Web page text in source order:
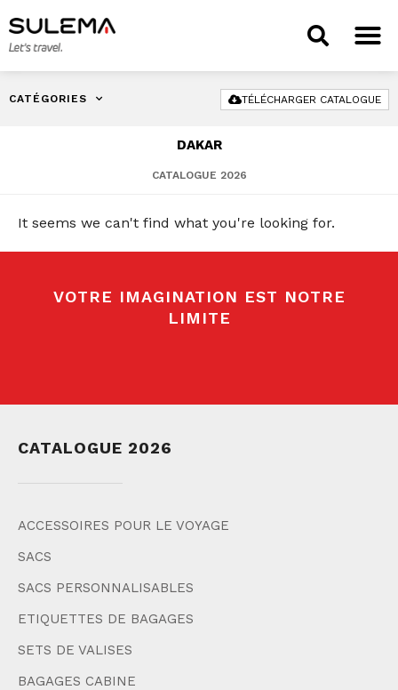
CATÉGORIES TÉLÉCHARGER CATALOGUE
DAKAR
CATALOGUE 2026
It seems we can't find what you're looking for.
VOTRE IMAGINATION EST NOTRE
LIMITE
CATALOGUE 2026
ACCESSOIRES POUR LE VOYAGE
SACS
SACS PERSONNALISABLES
ETIQUETTES DE BAGAGES
SETS DE VALISES
BAGAGES CABINE